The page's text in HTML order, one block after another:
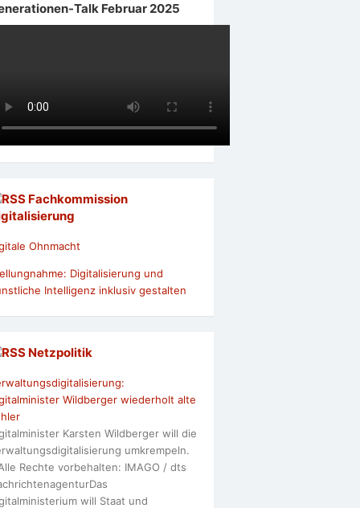
Talk Februar 2025
Fachkommission
Ohnmacht
Digitalisierung und
Intelligenz inklusiv gestalten
Netzpolitik
Wildberger wiederholt alte
Karsten Wildberger will die
umkrempeln.
Rechte vorbehalten: IMAGO / dts
will Staat und